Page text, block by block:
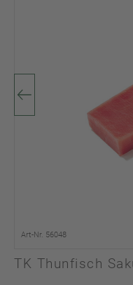
Art-Nr. 56048
TK Thunfisch